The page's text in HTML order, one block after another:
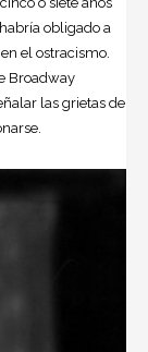
obligado a
el ostracismo.
Broadway
las grietas de